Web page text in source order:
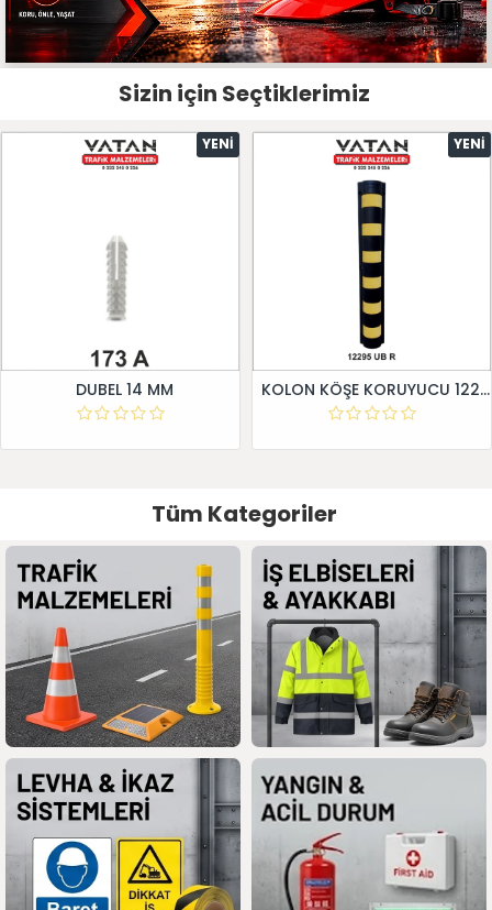
Sizin için Seçtiklerimiz
YENI
DUBEL 14 MM
YENI
KOLON KÖŞE KORUYUCU 12295 UB R
Tüm Kategoriler